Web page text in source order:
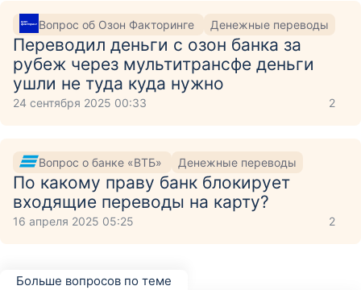
Вопрос об Озон Факторинге Денежные переводы
Переводил деньги с озон банка за
рубеж через мультитрансфе деньги
ушли не туда куда нужно
24 сентября 2025 00:33 2
Вопрос о банке «ВТБ» Денежные переводы
По какому праву банк блокирует
входящие переводы на карту?
16 апреля 2025 05:25 2
Больше вопросов по теме